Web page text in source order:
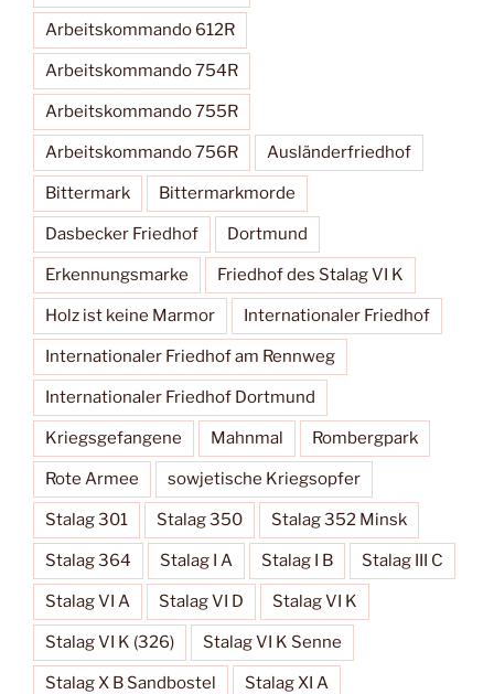
Arbeitskommando 612R
Arbeitskommando 754R
Arbeitskommando 755R
Arbeitskommando 756R Ausländerfriedhof
Bittermark Bittermarkmorde
Dasbecker Friedhof Dortmund
Erkennungsmarke Friedhof des Stalag VI K
Holz ist keine Marmor Internationaler Friedhof
Internationaler Friedhof am Rennweg
Internationaler Friedhof Dortmund
Kriegsgefangene Mahnmal Rombergpark
Rote Armee sowjetische Kriegsopfer
Stalag 301 Stalag 350 Stalag 352 Minsk
Stalag 364 Stalag I A Stalag I B Stalag III C
Stalag VI A Stalag VI D Stalag VI K
Stalag VI K (326) Stalag VI K Senne
Stalag X B Sandbostel Stalag XI A